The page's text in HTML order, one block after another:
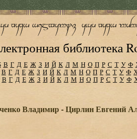
библиотека
В Г Д Е Ж З И Й К Л М Н О П Р С Т У Ф
В Г Д Е Ж З И Й К Л М Н О П Р С Т У Ф
В Г Д Е Ж З И Й К Л М Н О П Р С Т У Ф
Владимир - Цирлин Евгений